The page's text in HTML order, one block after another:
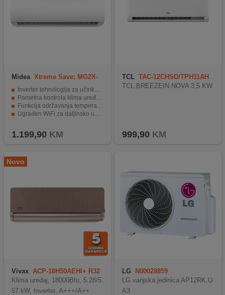
Midea Xtreme Save; MG2X-
Inverter tehnologija za učinkovitu potrošnju energije
Pametna kontrola klima uređaja
Funkcija održavanja temperature
Ugrađen WiFi za daljinsko upravljanje putem aplikacije
1.199,90 KM
TCL TAC-12CHSD/TPH11AH
TCL BREEZEIN NOVA 3,5 KW
999,90 KM
Novo
Vivax ACP-18H50AEHI+ R32
Gold
Klima uređaj, 18000Btu, 5.28/5.
57 kW, Inverter, A+++/A++
LG
N00028859
LG vanjska jedinica AP12RK.U
A3